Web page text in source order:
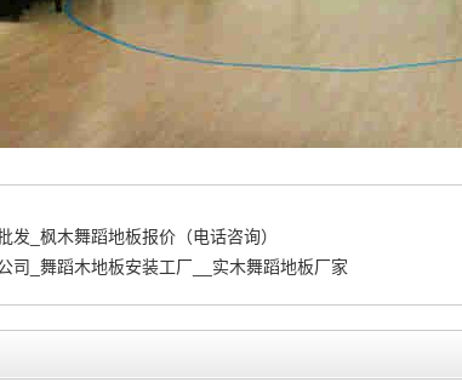
发_枫木舞蹈地板报价（电话咨询）
司_舞蹈木地板安装工厂__实木舞蹈地板厂家